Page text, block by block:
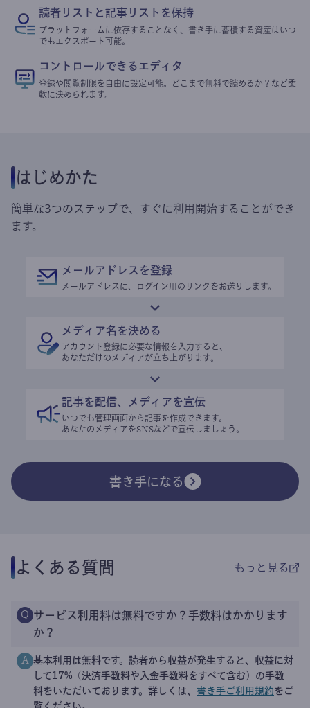
読者リストと記事リストを保持
プラットフォームに依存することなく、書き手に蓄積する資産はいつ
でもエクスポート可能。
コントロールできるエディタ
登録や閲覧制限を自由に設定可能。どこまで無料で読めるか？など柔
軟に決められます。
はじめかた
簡単な3つのステップで、すぐに利用開始することができ
ます。
メールアドレスを登録
メールアドレスに、ログイン用のリンクをお送りします。
メディア名を決める
アカウント登録に必要な情報を入力すると、
あなただけのメディアが立ち上がります。
記事を配信、メディアを宣伝
いつでも管理画面から記事を作成できます。
あなたのメディアをSNSなどで宣伝しましょう。
書き手になる
よくある質問 もっと見る
Q サービス利用料は無料ですか？手数料はかかります
か？
A 基本利用は無料です。読者から収益が発生すると、収益に対
して17%（決済手数料や入金手数料をすべて含む）の手数
料をいただいております。詳しくは、 書き手ご利用規約 をご
覧ください。